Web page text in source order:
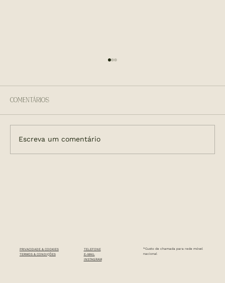
Comentários
Escreva um comentário
*Custo de chamada para rede móvel
nacional
PRIVACIDADE & COOKIES
TERMOS & CONDIÇÕES
TELEFONE
E-MAIL
INSTAGRAM